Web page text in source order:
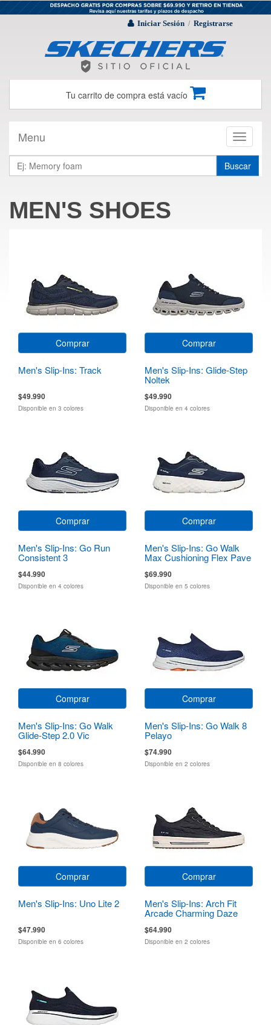
Iniciar Sesión / Registrarse
Tu carrito de compra está vacío
Toggle
Menu
Buscar
MEN'S SHOES
Comprar
Men's Slip-Ins: Track
$49.990
Disponible en 3 colores
Comprar
Men's Slip-Ins: Glide-Step
Noltek
$49.990
Disponible en 4 colores
Comprar
Men's Slip-Ins: Go Run
Consistent 3
$44.990
Disponible en 4 colores
Comprar
Men's Slip-Ins: Go Walk
Max Cushioning Flex Pave
$69.990
Disponible en 5 colores
Comprar
Men's Slip-Ins: Go Walk
Glide-Step 2.0 Vic
$64.990
Disponible en 8 colores
Comprar
Men's Slip-Ins: Go Walk 8
Pelayo
$74.990
Disponible en 2 colores
Comprar
Men's Slip-Ins: Uno Lite 2
$47.990
Disponible en 6 colores
Comprar
Men's Slip-Ins: Arch Fit
Arcade Charming Daze
$64.990
Disponible en 2 colores